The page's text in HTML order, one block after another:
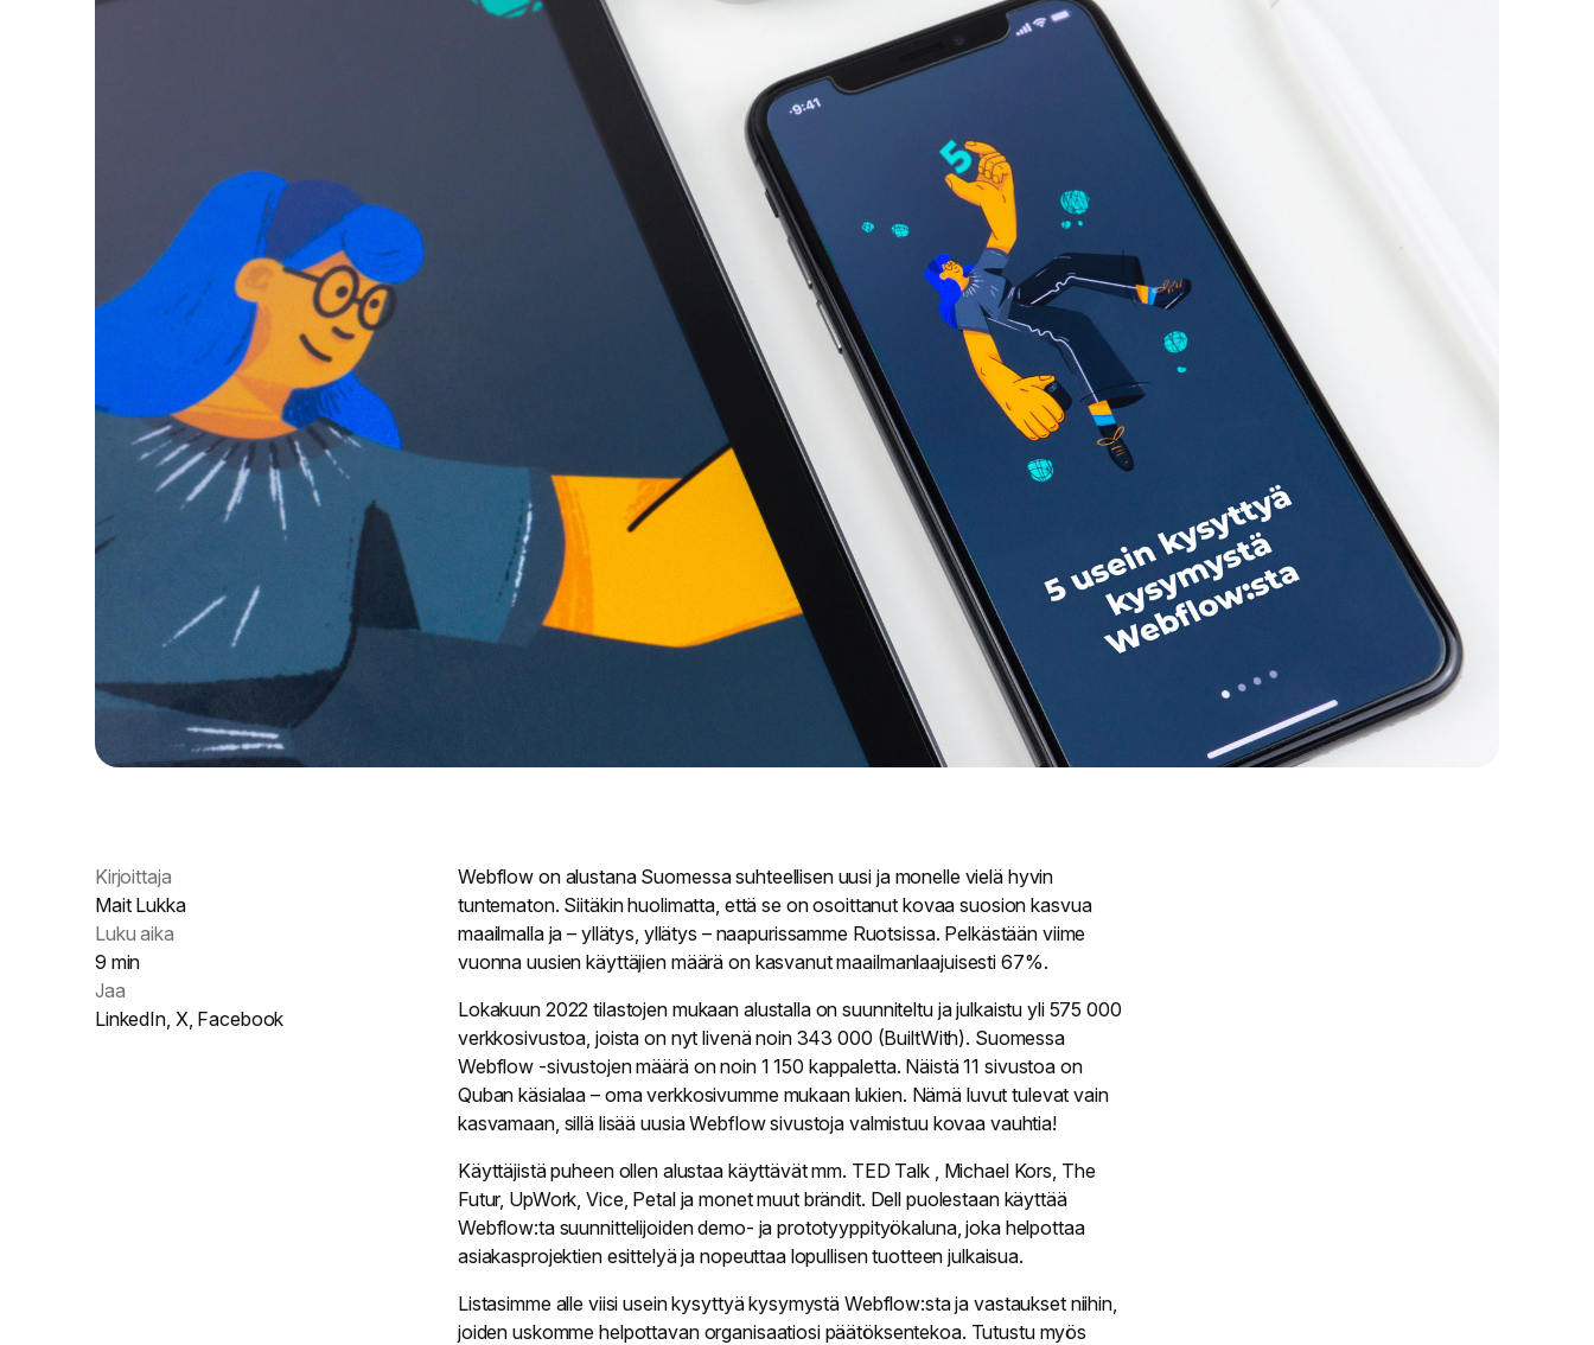
Kirjoittaja
Mait Lukka
Luku aika
9 min
Jaa
LinkedIn, X, Facebook
Webflow on alustana Suomessa suhteellisen uusi ja monelle vielä hyvin
tuntematon. Siitäkin huolimatta, että se on osoittanut kovaa suosion kasvua
maailmallaja – yllätys, yllätys – naapurissamme Ruotsissa. Pelkästään viime
vuonna uusien käyttäjien määrä on kasvanut maailmanlaajuisesti 67%.
Lokakuun 2022 tilastojen mukaan alustalla on suunniteltu ja julkaistu yli 575 000
verkkosivustoa, joista on nyt livenä noin 343 000 (BuiltWith). Suomessa
Webflow -sivustojen määrä on noin 1 150 kappaletta. Näistä 11 sivustoa on
Quban käsialaa – oma verkkosivumme mukaan lukien. Nämä luvut tulevat vain
kasvamaan, sillä lisää uusia Webflow sivustoja valmistuu kovaa vauhtia!
Käyttäjistä puheen ollen alustaa käyttävät mm. TED Talk , Michael Kors, The
Futur, UpWork, Vice, Petal ja monet muut brändit. Dell puolestaan käyttää
Webflow:ta suunnittelijoiden demo- ja prototyyppityökaluna, joka helpottaa
asiakasprojektien esittelyä ja nopeuttaa lopullisen tuotteen julkaisua.
Listasimme alle viisi usein kysyttyä kysymystä Webflow:sta ja vastaukset niihin,
joiden uskomme helpottavan organisaatiosi päätöksentekoa. Tutustu myös